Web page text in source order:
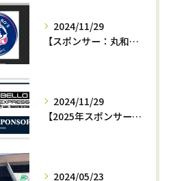
2024/11/29
【スポンサー：丸和運輸機関az−momotaro’s】12月7日最終戦‼️
2024/11/29
【2025年スポンサー決定‼️】西武ライオンズ✖️株式会社BELLO
2024/05/23